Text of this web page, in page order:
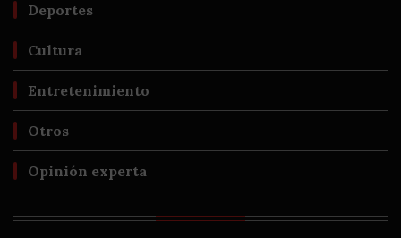
Deportes
Cultura
Entretenimiento
Otros
Opinión experta